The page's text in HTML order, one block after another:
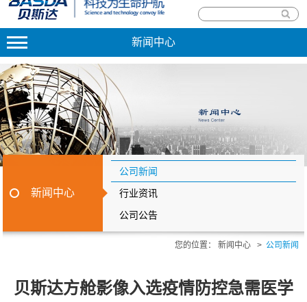
新闻中心
新闻中心
公司新闻
行业资讯
公司公告
您的位置： 新闻中心 > 公司新闻
贝斯达方舱影像入选疫情防控急需医学